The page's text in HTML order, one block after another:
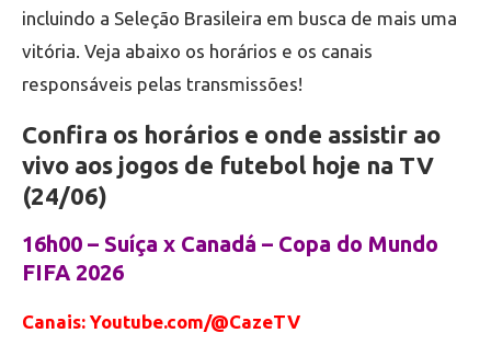
incluindo a Seleção Brasileira em busca de mais uma
vitória. Veja abaixo os horários e os canais
responsáveis pelas transmissões!
Confira os horários e onde assistir ao
vivo aos jogos de futebol hoje na TV
(24/06)
16h00 – Suíça x Canadá – Copa do Mundo
FIFA 2026
Canais: Youtube.com/@CazeTV